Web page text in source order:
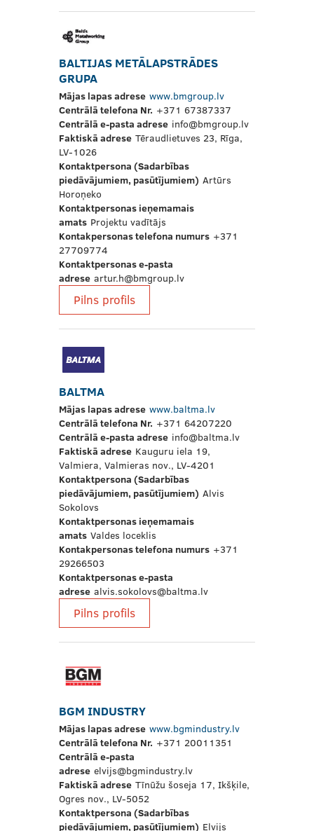
BALTIJAS METĀLAPSTRĀDES
GRUPA
Mājas lapas adrese www.bmgroup.lv
Centrālā telefona Nr. +371 67387337
Centrālā e-pasta adrese info@bmgroup.lv
Faktiskā adrese Tēraudlietuves 23, Rīga,
LV-1026
Kontaktpersona (Sadarbības
piedāvājumiem, pasūtījumiem) Artūrs
Horoņeko
Kontaktpersonas ieņemamais
amats Projektu vadītājs
Kontakpersonas telefona numurs +371
27709774
Kontaktpersonas e-pasta
adrese artur.h@bmgroup.lv
Pilns profils
BALTMA
Mājas lapas adrese www.baltma.lv
Centrālā telefona Nr. +371 64207220
Centrālā e-pasta adrese info@baltma.lv
Faktiskā adrese Kauguru iela 19,
Valmiera, Valmieras nov., LV-4201
Kontaktpersona (Sadarbības
piedāvājumiem, pasūtījumiem) Alvis
Sokolovs
Kontaktpersonas ieņemamais
amats Valdes loceklis
Kontakpersonas telefona numurs +371
29266503
Kontaktpersonas e-pasta
adrese alvis.sokolovs@baltma.lv
Pilns profils
BGM INDUSTRY
Mājas lapas adrese www.bgmindustry.lv
Centrālā telefona Nr. +371 20011351
Centrālā e-pasta
adrese elvijs@bgmindustry.lv
Faktiskā adrese Tīnūžu šoseja 17, Ikšķile,
Ogres nov., LV-5052
Kontaktpersona (Sadarbības
piedāvājumiem, pasūtījumiem) Elvijs